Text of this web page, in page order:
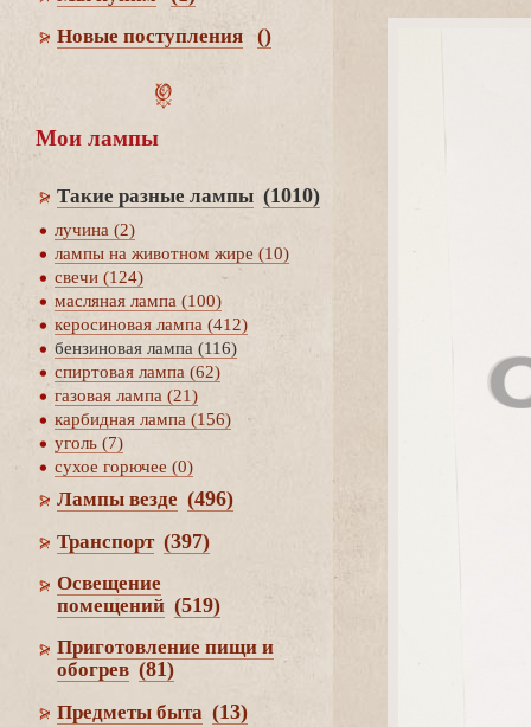
Новые поступления ()
Мои лампы
Такие разные лампы (1010)
лучина (2)
лампы на животном жире (10)
свечи (124)
масляная лампа (100)
керосиновая лампа (412)
ензиновая лампа (116)
спиртовая лампа (62)
азовая лампа (21)
карбидная лампа (156)
уголь (7)
сухое горючее (0)
Лампы везде (496)
Транспорт (397)
Освещение
помещений (519)
Приготовление пищи и
обогре (81)
Предметы быта (13)